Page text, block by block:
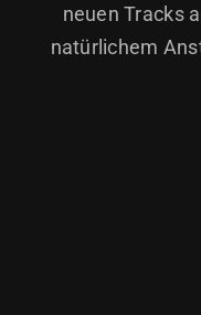
neuen Tracks
natürlichem